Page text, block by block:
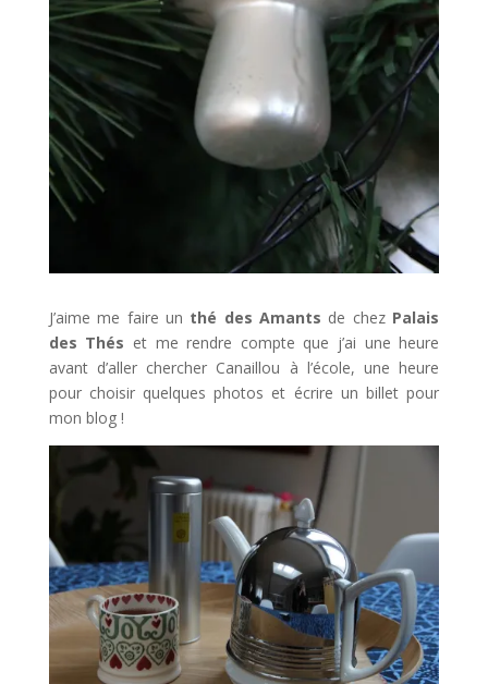
J’aime me faire un thé des Amants de chez Palais
des Thés et me rendre compte que j’ai une heure
avant d’aller chercher Canaillou à l’école, une heure
pour choisir quelques photos et écrire un billet pour
mon blog !